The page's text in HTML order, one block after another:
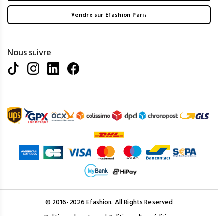
Vendre sur Efashion Paris
Nous suivre
© 2016-2026 Efashion. All Rights Reserved